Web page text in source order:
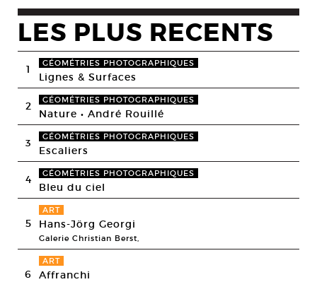
LES PLUS RECENTS
1 GÉOMÉTRIES PHOTOGRAPHIQUES
Lignes & Surfaces
2 GÉOMÉTRIES PHOTOGRAPHIQUES
Nature • André Rouillé
3 GÉOMÉTRIES PHOTOGRAPHIQUES
Escaliers
4 GÉOMÉTRIES PHOTOGRAPHIQUES
Bleu du ciel
5
ART
Hans-Jörg Georgi
Galerie Christian Berst,
6
ART
Affranchi